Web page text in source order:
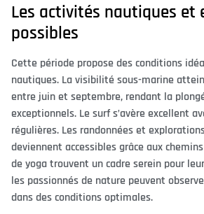
Les activités nautiques et
possibles
Cette période propose des conditions
nautiques. La visibilité sous-marine
entre juin et septembre, rendant la
exceptionnels. Le surf s’avère excellent
régulières. Les randonnées et
deviennent accessibles grâce aux
de yoga trouvent un cadre serein pour
les passionnés de nature peuvent
dans des conditions optimales.